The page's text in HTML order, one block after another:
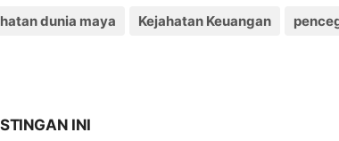
dunia maya Kejahatan Keuangan
INI